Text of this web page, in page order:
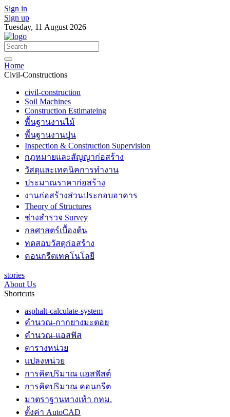
Sign in
Sign up
Tuesday, 11 August 2026
Home
Civil-Constructions
civil-construction
Soil Machines
Construction Estimateing
พื้นฐานงานไม้
พื้นฐานงานปูน
Inspection & Construction Supervision
กฎหมายและสัญญาก่อสร้าง
วัสดุและเทคนิคการทำงาน
ประมาณราคาก่อสร้าง
งานก่อสร้างส่วนประกอบอาคาร
Theory of Structures
ช่างสำรวจ Survey
กลศาสตร์เบื้องต้น
ทดสอบวัสดุก่อสร้าง
คอนกรีตเทคโนโลยี
stories
About Us
Shortcuts
asphalt-calculate-system
คำนวณ-กากยางมะตอย
คำนวณ-แอสฟัส
ตารางหน่วย
แปลงหน่วย
การคิดปริมาณ แอสฟัสต์
การคิดปริมาณ คอนกรีต
มาตราฐานทางเท้า กทม.
ตั้งค่า AutoCAD